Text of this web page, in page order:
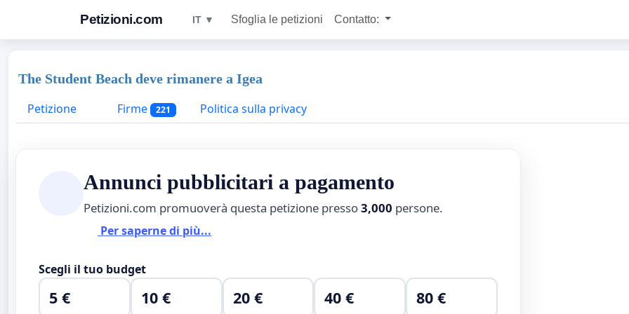
Petizioni.com IT ▼ Sfoglia le petizioni Contatto:
The Student Beach deve rimanere a Igea
Petizione
Firme 221 Politica sulla privacy
Annunci pubblicitari a pagamento
Petizioni.com promuoverà questa petizione presso3,000 persone.
Per saperne di più...
Scegli il tuo budget
5 € 10 € 20 € 40 € 80 €